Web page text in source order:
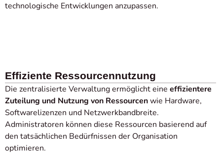
technologische Entwicklungen anzupassen.
Effiziente Ressourcennutzung
Die zentralisierte Verwaltung ermöglicht eine effizientere
Zuteilung und Nutzung von Ressourcenwie Hardware,
Softwarelizenzen und Netzwerkbandbreite.
Administratoren können diese Ressourcen basierend auf
den tatsächlichen Bedürfnissen der Organisation
optimieren.